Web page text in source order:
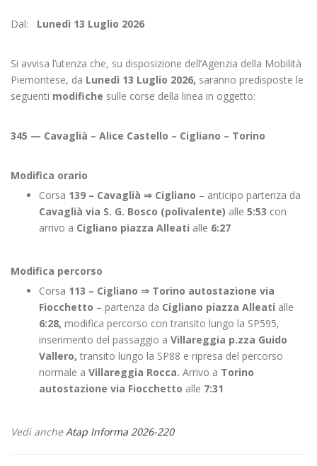
Dal: Lunedì 13 Luglio 2026
Si avvisa l’utenza che, su disposizione dell’Agenzia della Mobilità
Piemontese, da Lunedì 13 Luglio 2026, saranno predisposte le
seguenti modifiche sulle corse della linea in oggetto:
345 — Cavaglià – Alice Castello – Cigliano – Torino
Modifica orario
Corsa 139 – Cavaglià ⇒ Cigliano – anticipo partenza da
Cavaglià via S. G. Bosco (polivalente) alle 5:53 con
arrivo a Cigliano piazza Alleati alle 6:27
Modifica percorso
Corsa 113 – Cigliano ⇒ Torino autostazione via
Fiocchetto – partenza da Cigliano piazza Alleati alle
6:28, modifica percorso con transito lungo la SP595,
inserimento del passaggio a Villareggia p.zza Guido
Vallero, transito lungo la SP88 e ripresa del percorso
normale a Villareggia Rocca. Arrivo a Torino
autostazione via Fiocchetto alle 7:31
Vedi ancheAtap Informa 2026-220